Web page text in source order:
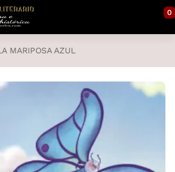
0
MARIPOSA AZUL